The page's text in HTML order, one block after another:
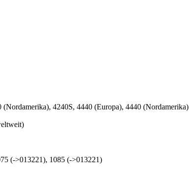
4240S, 4440 (Europa), 4440 (Nordamerika)
(->013221), 1085 (->013221)